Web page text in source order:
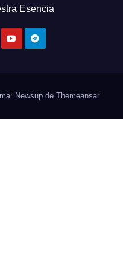
Esencia
Newsup de Themeansar